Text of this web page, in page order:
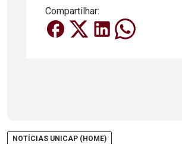
Compartilhar:
NOTÍCIAS UNICAP (HOME)